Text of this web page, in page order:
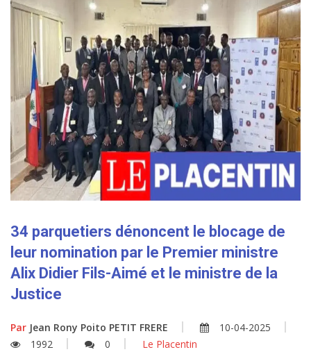
34 parquetiers dénoncent le blocage de
leur nomination par le Premier ministre
Alix Didier Fils-Aimé et le ministre de la
Justice
Par Jean Rony Poito PETIT FRERE
10-04-2025
1992
0 Le Placentin